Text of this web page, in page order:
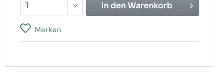
In denWarenkorb
Merken